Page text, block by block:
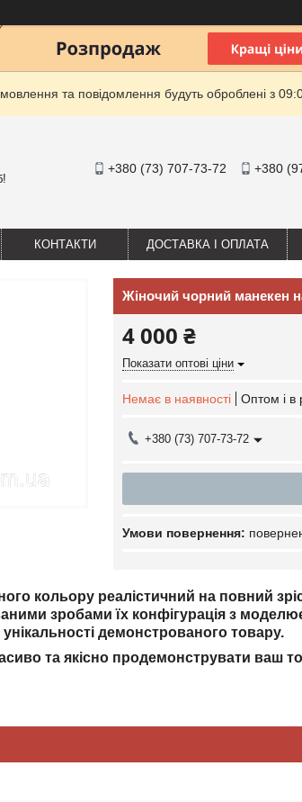
та повідомлення будуть оброблені з
+380 (73) 707-73-72 +380
КОНТАКТИ ДОСТАВКА І ОПЛАТА
Жіночий чорний манекен
4 000 ₴
Показати оптові ціни
Немає в наявності Оптом і в
+380 (73) 707-73-72
кольору реалістичний на повний
зробами їх конфігурація з
унікальності демонстрованого товару.
та якісно продемонструвати ваш